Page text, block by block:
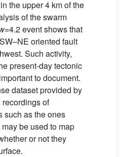
the upper 4 km of the
of the swarm
=4.2 event shows that
oriented fault
Such activity,
present-day tectonic
to document.
dataset provided by
of
such as the ones
be used to map
or not they